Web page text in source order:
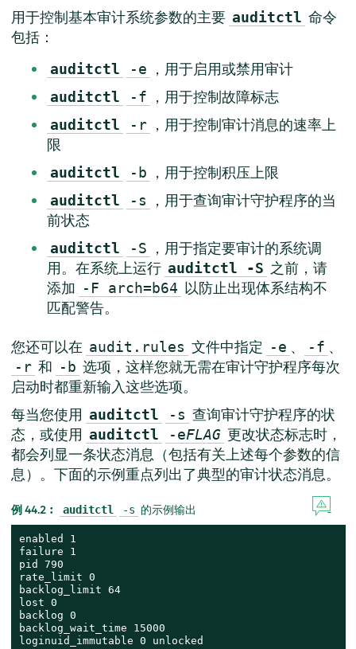
用于控制基本审计系统参数的主要 auditctl 命令
包括：
auditctl -e ，用于启用或禁用审计
auditctl -f ，用于控制故障标志
auditctl -r ，用于控制审计消息的速率上
限
auditctl -b ，用于控制积压上限
auditctl -s
，用于查询审计守护程序的当
前状态
auditctl -S
，用于指定要审计的系统调
用。在系统上运行 auditctl -S 之前，请
添加 -F arch=b64 以防止出现体系结构不
匹配警告。
您还可以在 audit.rules 文件中指定 -e 、 -f 、
-r 和 -b 选项，这样您就无需在审计守护程序每次
启动时都重新输入这些选项。
每当您使用 auditctl -s 查询审计守护程序的状
态，或使用 auditctl -eFLAG 更改状态标志时，
都会列显一条状态消息（包括有关上述每个参数的信
息）。下面的示例重点列出了典型的审计状态消息。
例 44.2︰ auditctl -s 的示例输出
enabled 1
failure 1
pid 790
rate_limit 0
backlog_limit 64
lost 0
backlog 0
backlog_wait_time 15000
loginuid_immutable 0 unlocked